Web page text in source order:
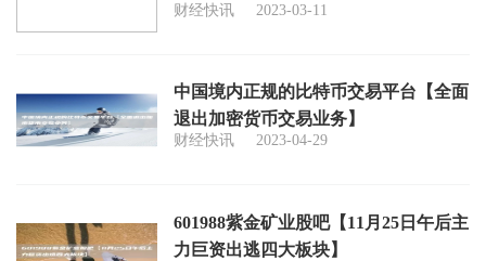
财经快讯 2023-03-11
中国境内正规的比特币交易平台【全面
退出加密货币交易业务】
财经快讯 2023-04-29
601988紫金矿业股吧【11月25日午后主
力巨资出逃四大板块】